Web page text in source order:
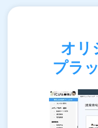
オリ
プラ